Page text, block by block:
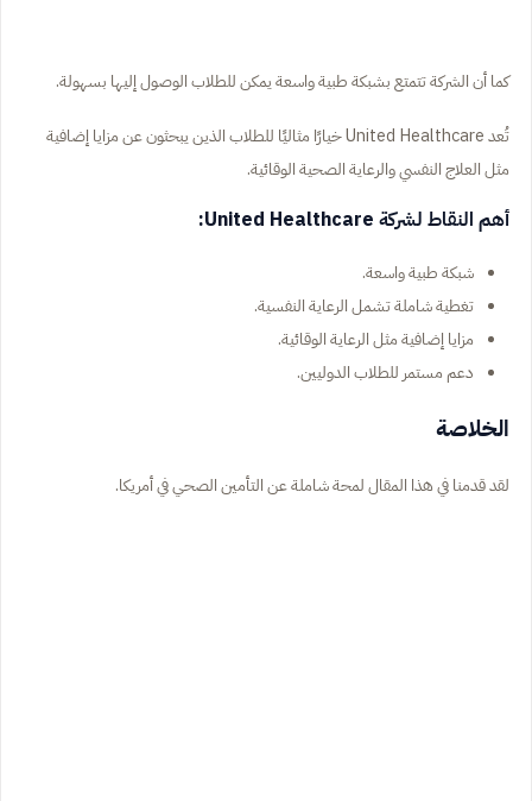
كما أن الشركة تتمتع بشبكة طبية واسعة يمكن للطلاب الوصول إليها بسهولة.
تُعد United Healthcare خيارًا مثاليًا للطلاب الذين يبحثون عن مزايا إضافية
مثل العلاج النفسي والرعاية الصحية الوقائية.
أهم النقاط لشركة United Healthcare:
شبكة طبية واسعة.
تغطية شاملة تشمل الرعاية النفسية.
مزايا إضافية مثل الرعاية الوقائية.
دعم مستمر للطلاب الدوليين.
الخلاصة
لقد قدمنا في هذا المقال لمحة شاملة عن التأمين الصحي في أمريكا.